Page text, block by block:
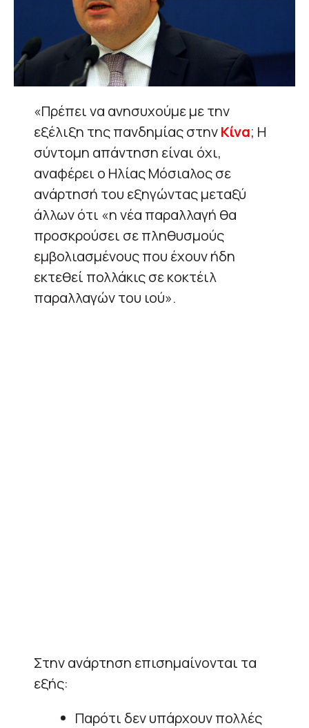
«Πρέπει να ανησυχούμε με την
εξέλιξη της πανδημίας στηνΚίνα; Η
σύντομη απάντηση είναι όχι,
αναφέρει ο Ηλίας Μόσιαλος σε
ανάρτησή του εξηγώντας μεταξύ
άλλων ότι «η νέα παραλλαγή θα
προσκρούσει σε πληθυσμούς
εμβολιασμένους που έχουν ήδη
εκτεθεί πολλάκις σε κοκτέιλ
παραλλαγών του ιού».
Στην ανάρτηση επισημαίνονται τα
εξής:
Παρότι δεν υπάρχουν πολλές